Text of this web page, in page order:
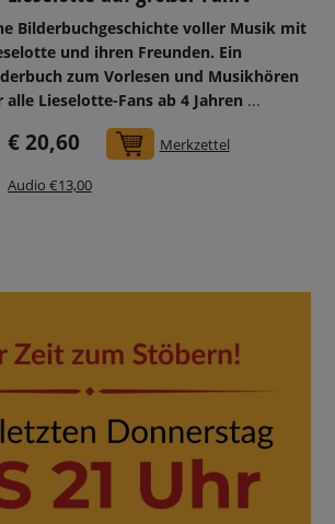
Bilderbuchgeschichte voller Musik mit
und ihren Freunden. Ein
zum Vorlesen und Musikhören
alle Lieselotte-Fans ab 4 Jahren ...
€ 20,60 In den Warenkorb
Merkzettel
Audio €13,00